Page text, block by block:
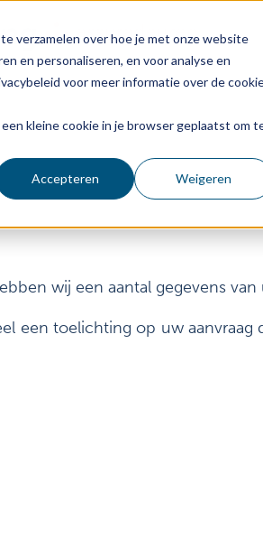
verzamelen over hoe je met onze website
en personaliseren, en voor analyse en
voor meer informatie over de
kleine cookie in je browser geplaatst om
Accepteren Weigeren
wij een aantal gegevens
een toelichting op uw aanvraag